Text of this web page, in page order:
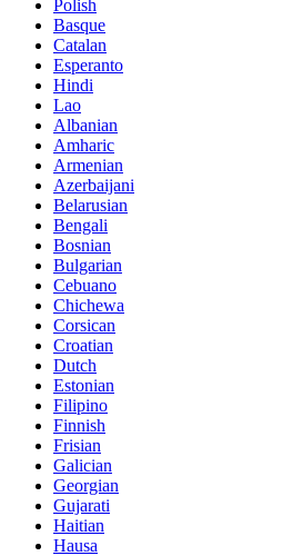
Polish
Basque
Catalan
Esperanto
Hindi
Lao
Albanian
Amharic
Armenian
Azerbaijani
Belarusian
Bengali
Bosnian
Bulgarian
Cebuano
Chichewa
Corsican
Croatian
Dutch
Estonian
Filipino
Finnish
Frisian
Galician
Georgian
Gujarati
Haitian
Hausa